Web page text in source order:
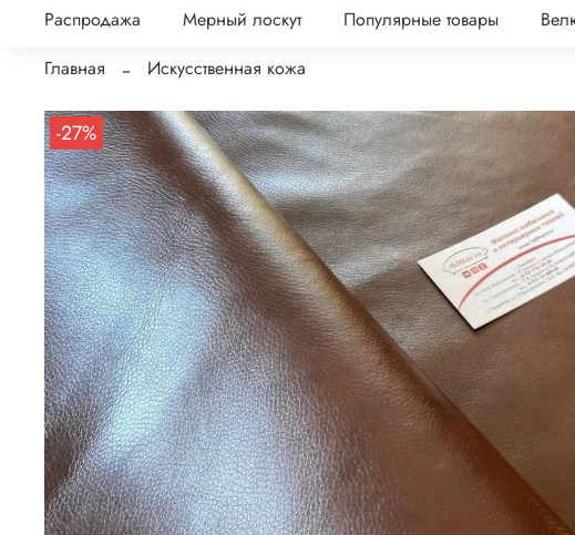
Распродажа Мерный лоскут Популярные товары
Главная
Искусственная кожа
-27%